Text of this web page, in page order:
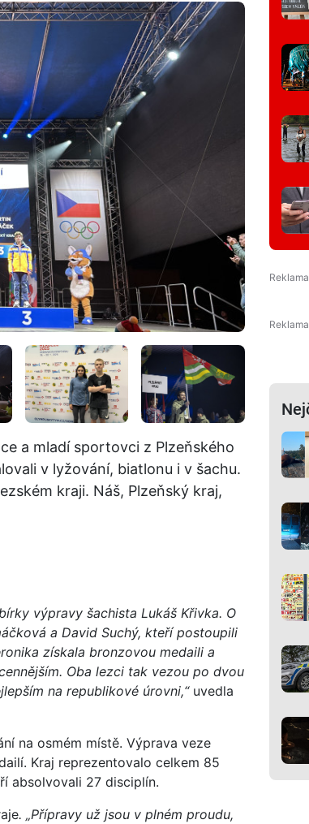
a mladí sportovci z Plzeňského
v lyžování, biatlonu i v šachu.
kraji. Náš, Plzeňský kraj,
výpravy šachista Lukáš Křivka. O
a David Suchý, kteří postoupili
získala bronzovou medaili a
Oba lezci tak vezou po dvou
na republikové úrovni,“uvedla
na osmém místě. Výprava veze
Kraj reprezentovalo celkem 85
absolvovali 27 disciplín.
. „Přípravy už jsou v plném proudu,